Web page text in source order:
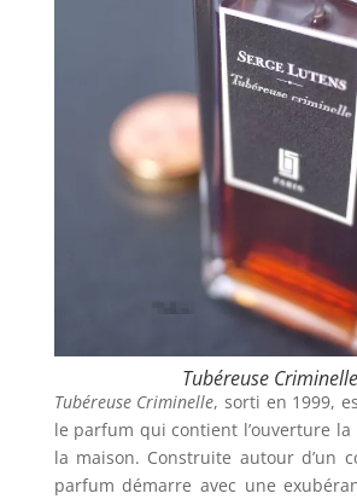
Tubéreuse Criminelle
Tubéreuse Criminelle, sorti en 1999,
le parfum qui contient l’ouverture
la maison. Construite autour d’un
parfum démarre avec une